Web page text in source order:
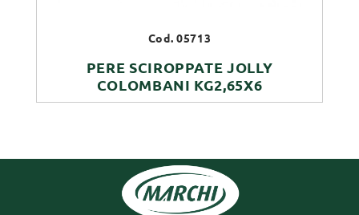
Cod. 05713
PERE SCIROPPATE JOLLY
COLOMBANI KG2,65X6